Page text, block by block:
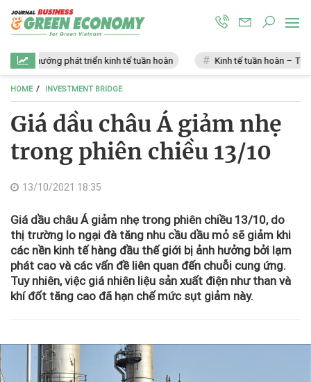
Xu hướng phát triển kinh tế tuần hoàn Kinh tế tuần hoàn – Tương
HOME INVESTMENT BRIDGE
Giá dầu châu Á giảm nhẹ
trong phiên chiều 13/10
13/10/2021 18:35
Giá dầu châu Á giảm nhẹ trong phiên chiều 13/10, do
thị trường lo ngại đà tăng nhu cầu dầu mỏ sẽ giảm khi
các nền kinh tế hàng đầu thế giới bị ảnh hưởng bởi lạm
phát cao và các vấn đề liên quan đến chuỗi cung ứng.
Tuy nhiên, việc giá nhiên liệu sản xuất điện như than và
khí đốt tăng cao đã hạn chế mức sụt giảm này.